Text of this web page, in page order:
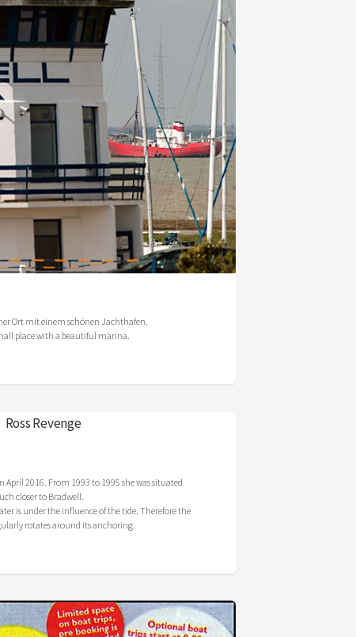
Ort mit einem schönen Jachthafen.
place with a beautiful marina.
April 2016. From 1993 to 1995 she was situated
closer to Bradwell.
is under the influence of the tide. Therefore the
rotates around its anchoring.